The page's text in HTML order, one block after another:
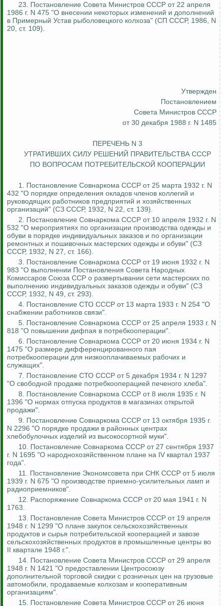
23. Постановление Совета Министров СССР от 22 апреля
1986 г. N 475 "О внесении некоторых изменений и дополнений
в Примерный Устав рыболовецкого колхоза" (СП СССР, 1986, N
20, ст. 109).
Утвержден
Постановлением
Совета Министров СССР
от 30 декабря 1988 г. N 1485
ПЕРЕЧЕНЬ N 3
УТРАТИВШИХ СИЛУ РЕШЕНИЙ ПРАВИТЕЛЬСТВА СССР
ПО ВОПРОСАМ ПОТРЕБИТЕЛЬСКОЙ КООПЕРАЦИИ
1. Постановление Совнаркома СССР от 25 марта 1932 г. N
432 "О порядке определения окладов членов коллегий и
руководящих работников предприятий и хозяйственных
организаций" (СЗ СССР, 1932, N 22, ст. 139).
2. Постановление Совнаркома СССР от 10 апреля 1932 г. N
532 "О мероприятиях по организации производства одежды и
обуви в порядке индивидуальных заказов и по организации
ремонтных и пошивочных мастерских одежды и обуви" (СЗ
СССР, 1932, N 27, ст. 166).
3. Постановление Совнаркома СССР от 19 июня 1932 г. N
983 "О выполнении Постановления Совета Народных
Комиссаров Союза ССР о развертывании сети мастерских по
выполнению индивидуальных заказов одежды и обуви" (СЗ
СССР, 1932, N 49, ст. 293).
4. Постановление СТО СССР от 13 марта 1933 г. N 254 "О
снабжении работников связи".
5. Постановление Совнаркома СССР от 25 апреля 1933 г. N
818 "О повышении дифпая в потребкооперации".
6. Постановление Совнаркома СССР от 20 июня 1934 г. N
1475 "О размере дифференцированного пая
потребкооперации для низкооплачиваемых рабочих и
служащих".
7. Постановление СТО СССР от 5 декабря 1934 г. N 1297
"О свободной продаже потребкооперацией печеного хлеба".
8. Постановление Совнаркома СССР от 8 июля 1935 г. N
1396 "О нормах отпуска продуктов в магазинах открытой
продажи".
9. Постановление Совнаркома СССР от 13 октября 1935 г.
N 2296 "О порядке продажи в районных центрах
хлебобулочных изделий из высокосортной муки".
10. Постановление Совнаркома СССР от 27 сентября 1937
г. N 1695 "О народнохозяйственном плане на IV квартал 1937
года".
11. Постановление Экономсовета при СНК СССР от 5 июля
1939 г. N 675 "О производстве приемно-усилительных ламп и
радиоприемников".
12. Распоряжение Совнаркома СССР от 20 мая 1941 г. N
1763.
13. Постановление Совета Министров СССР от 19 апреля
1948 г. N 1299 "О плане закупок сельскохозяйственных
продуктов и сырья потребительской кооперацией и завозе
сельскохозяйственных продуктов в промышленные центры во
II квартале 1948 г.".
14. Постановление Совета Министров СССР от 29 апреля
1948 г. N 1421 "О предоставлении Центросоюзу
дополнительной торговой скидки с розничных цен на грузовые
автомобили, продаваемые колхозам и кооперативным
организациям".
15. Постановление Совета Министров СССР от 26 июня